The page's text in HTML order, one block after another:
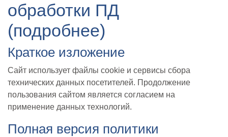
обработки ПД
(подробнее)
Краткое изложение
Сайт использует файлы cookie и сервисы сбора
технических данных посетителей. Продолжение
пользования сайтом является согласием на
применение данных технологий.
Полная версия политики